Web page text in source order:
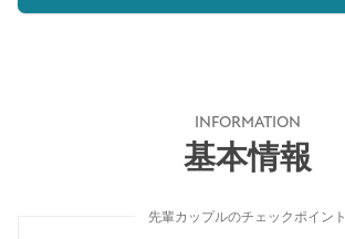
INFORMATION
基本情報
先輩カップルのチェックポイント